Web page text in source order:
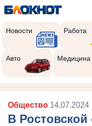
Новости Работа
Авто Медицина
Общество 14.07.2024
В